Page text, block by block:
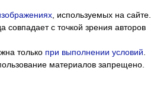
, используемых на сайте.
совпадает с точкой зрения авторов
только при выполнении условий.
материалов запрещено.